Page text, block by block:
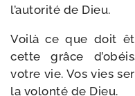
l’autorité de Dieu.
Voilà ce que doit
cette grâce
votre vie. Vos vies
la volon­té de Dieu.